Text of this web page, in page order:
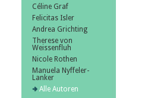
Céline Graf
Felicitas Isler
Andrea Grichting
Therese von
Weissenfluh
Nicole Rothen
Manuela Nyffeler-
Lanker
Alle Autoren